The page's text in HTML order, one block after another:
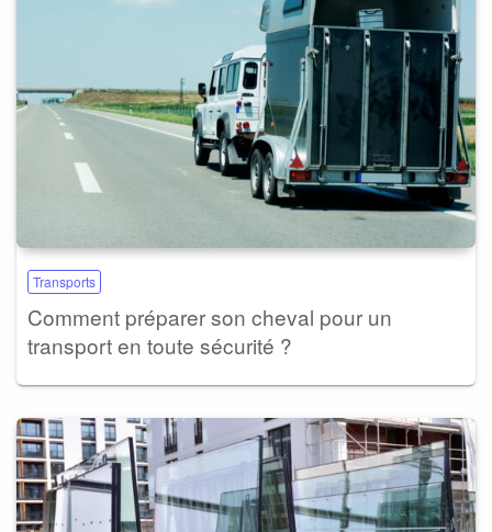
Transports
Comment préparer son cheval pour un
transport en toute sécurité ?